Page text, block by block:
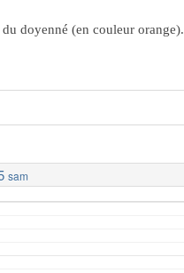
doyenné (en couleur orange).
sam